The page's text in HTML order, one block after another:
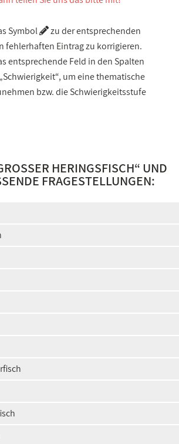
Symbol
zu der entsprechenden
fehlerhaften Eintrag zu korrigieren.
entsprechende Feld in den Spalten
um eine thematische
bzw. die Schwierigkeitsstufe
HERINGSFISCH “ UND
FRAGESTELLUNGEN: